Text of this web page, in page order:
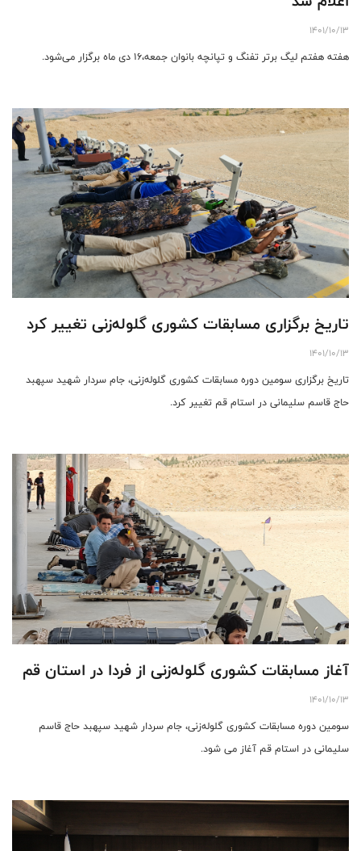
1401/10/13
هفته هفتم لیگ برتر تفنگ و تپانچه بانوان جمعه،16 دی ماه برگزار می‌شود.
تاریخ برگزاری مسابقات کشوری گلوله‌زنی تغییر کرد
1401/10/13
تاریخ برگزاری سومین دوره مسابقات کشوری گلوله‌زنی، جام سردار شهید سپهبد
حاج قاسم سلیمانی در استام قم تغییر کرد.
آغاز مسابقات کشوری گلوله‌زنی از فردا در استان قم
1401/10/13
سومین دوره مسابقات کشوری گلوله‌زنی، جام سردار شهید سپهبد حاج قاسم
سلیمانی در استام قم آغاز می شود.